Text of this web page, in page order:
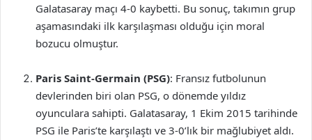
Galatasaray maçı 4-0 kaybetti. Bu sonuç, takımın grup
aşamasındaki ilk karşılaşması olduğu için moral
bozucu olmuştur.
Paris Saint-Germain (PSG): Fransız futbolunun
devlerinden biri olan PSG, o dönemde yıldız
oyunculara sahipti. Galatasaray, 1 Ekim 2015 tarihinde
PSG ile Paris’te karşılaştı ve 3-0’lık bir mağlubiyet aldı.